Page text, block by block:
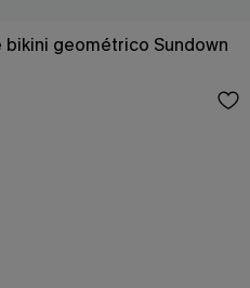
bikini geométrico Sundown